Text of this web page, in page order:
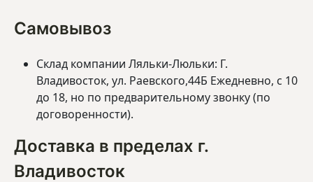
Самовывоз
Склад компании Ляльки-Люльки: Г.
Владивосток, ул. Раевского,44Б Ежедневно, с 10
до 18, но по предварительному звонку (по
договоренности).
Доставка в пределах г.
Владивосток